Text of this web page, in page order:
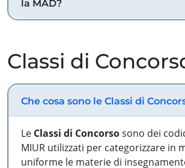
la MAD?
Classi di
Che cosa sono le Classi di
Le Classi di Concorsosono dei
MIUR utilizzati per categorizzare in
uniforme le materie di